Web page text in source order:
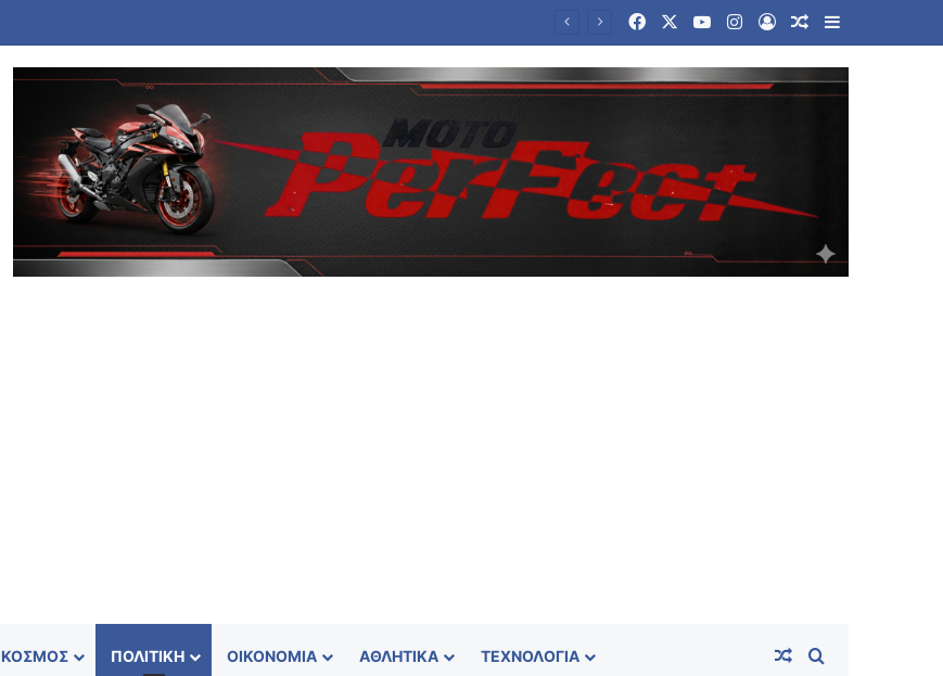
FacebookYouTubeInstagram
Log InRandom Article
Sidebar
ΚΌΣΜΟΣ ΠΟΛΙΤΙΚΉ ΟΙΚΟΝΟΜΊΑ ΑΘΛΗΤΙΚΆ ΤΕΧΝΟΛΟΓΊΑ Random Article